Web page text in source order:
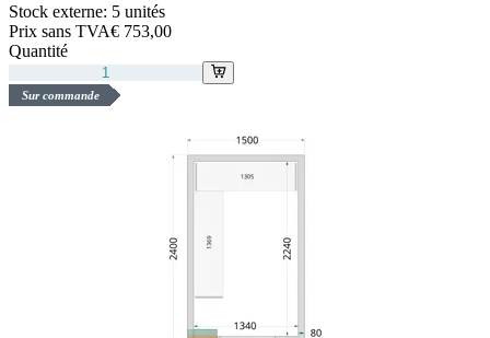
Stock externe: 5 unités
Prix sans TVA€ 753,00
Quantité
Sur commande